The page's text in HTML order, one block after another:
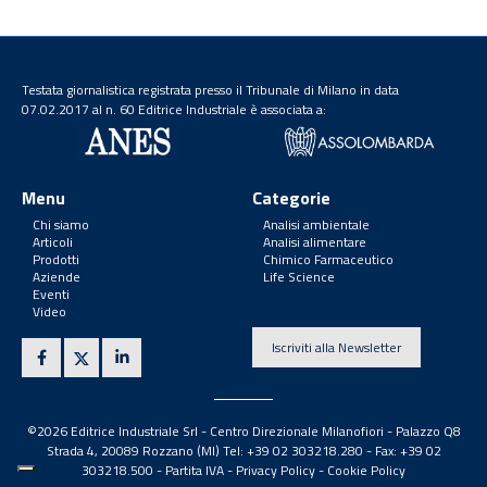
Testata giornalistica registrata presso il Tribunale di Milano in data
07.02.2017 al n. 60 Editrice Industriale è associata a:
Menu
Chi siamo
Articoli
Prodotti
Aziende
Eventi
Video
Categorie
Analisi ambientale
Analisi alimentare
Chimico Farmaceutico
Life Science
Iscriviti alla Newsletter
©2026 Editrice Industriale Srl - Centro Direzionale Milanofiori - Palazzo Q8
Strada 4, 20089 Rozzano (MI) Tel: +39 02 303218.280 - Fax: +39 02
303218.500 - Partita IVA- Privacy Policy- Cookie Policy